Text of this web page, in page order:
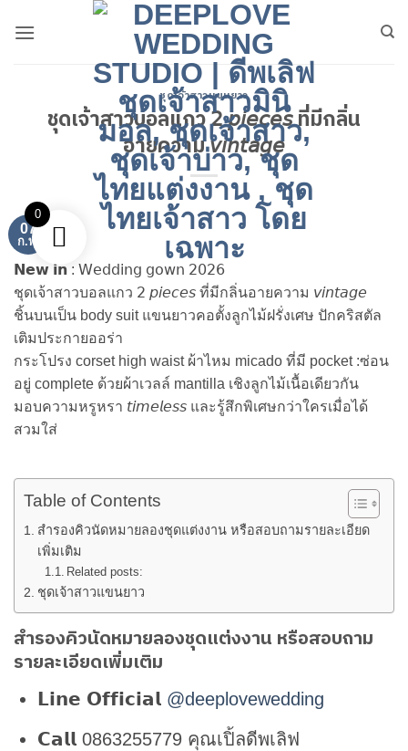
ชุดเจ้าสาวเเขนยาว
ชุดเจ้าสาวบอลแกว 𝟤 𝘱𝘪𝘦𝘤𝘦𝘴 ที่มีกลิ่น
อายความ 𝘷𝘪𝘯𝘵𝘢𝘨𝘦
07
ก.พ.
𝗡𝗲𝘄 𝗶𝗻 : 𝖶𝖾𝖽𝖽𝗂𝗇𝗀 𝗀𝗈𝗐𝗇 𝟤𝟢𝟤𝟨
ชุดเจ้าสาวบอลแกว 𝟤 𝘱𝘪𝘦𝘤𝘦𝘴 ที่มีกลิ่นอายความ 𝘷𝘪𝘯𝘵𝘢𝘨𝘦
ชิ้นบนเป็น body suit แขนยาวคอตั้งลูกไม้ฝรั่งเศษ ปักคริสตัล
เติมประกายออร่า
กระโปรง corset high waist ผ้าไหม micado ที่มี pocket :ซ่อน
อยู่ complete ด้วยผ้าเวลล์ mantilla เชิงลูกไม้เนื้อเดียวกัน
มอบความหรูหรา 𝘵𝘪𝘮𝘦𝘭𝘦𝘴𝘴 และรู้สึกพิเศษกว่าใครเมื่อได้
สวมใส่
Table of Contents
สำรองคิวนัดหมายลองชุดแต่งงาน หรือสอบถามรายละเอียด
เพิ่มเติม
Related posts:
ชุดเจ้าสาวแขนยาว
สำรองคิวนัดหมายลองชุดแต่งงาน หรือสอบถาม
รายละเอียดเพิ่มเติม
𝗟𝗶𝗻𝗲 𝗢𝗳𝗳𝗶𝗰𝗶𝗮𝗹 @deeplovewedding
𝗖𝗮𝗹𝗹 0863255779 คุณเปิ้ลดีพเลิฟ
0